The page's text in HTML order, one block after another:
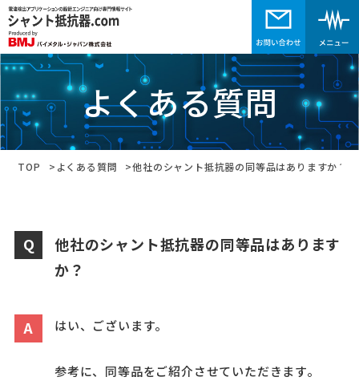
よくある質問
TOP よくある質問 他社のシャント抵抗器の同等品はありますか？
他社のシャント抵抗器の同等品はあります
か？
はい、ございます。
参考に、同等品をご紹介させていただきます。